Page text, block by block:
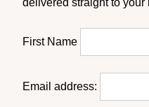
delivered straight to your
First Name
Email address: